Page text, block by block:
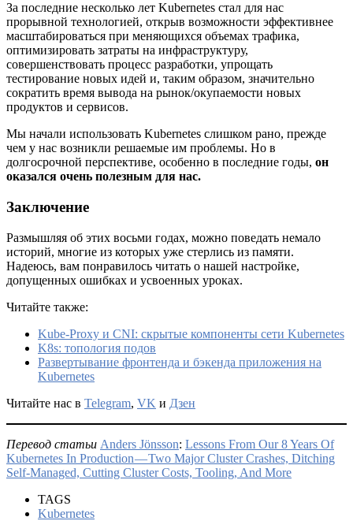
За последние несколько лет Kubernetes стал для нас
прорывной технологией, открыв возможности эффективнее
масштабироваться при меняющихся объемах трафика,
оптимизировать затраты на инфраструктуру,
совершенствовать процесс разработки, упрощать
тестирование новых идей и, таким образом, значительно
сократить время вывода на рынок/окупаемости новых
продуктов и сервисов.
Мы начали использовать Kubernetes слишком рано, прежде
чем у нас возникли решаемые им проблемы. Но в
долгосрочной перспективе, особенно в последние годы, он
оказался очень полезным для нас.
Заключение
Размышляя об этих восьми годах, можно поведать немало
историй, многие из которых уже стерлись из памяти.
Надеюсь, вам понравилось читать о нашей настройке,
допущенных ошибках и усвоенных уроках.
Читайте также:
Kube-Proxy и CNI: скрытые компоненты сети Kubernetes
K8s: топология подов
Развертывание фронтенда и бэкенда приложения на
Kubernetes
Читайте нас в Telegram, VK и Дзен
Перевод статьи Anders Jönsson: Lessons From Our 8 Years Of
Kubernetes In Production — Two Major Cluster Crashes, Ditching
Self-Managed, Cutting Cluster Costs, Tooling, And More
TAGS
Kubernetes